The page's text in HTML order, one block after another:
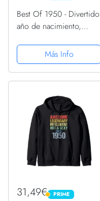
Best Of 1950 - Divertido
año de nacimiento,
cumpleaños 1950
Sudadera con Capucha
Más Info
31,49€ PRIME
PRIME